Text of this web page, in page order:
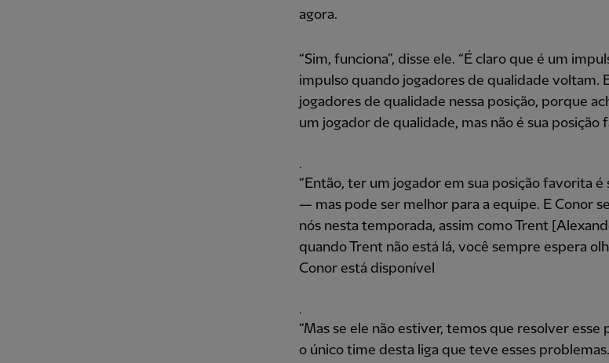
agora.
“Sim, funciona”, disse ele. “É claro que é um
impulso quando jogadores de qualidade voltam.
jogadores de qualidade nessa posição, porque
um jogador de qualidade, mas não é sua posição
.
“Então, ter um jogador em sua posição favorita
— mas pode ser melhor para a equipe. E Conor
nós nesta temporada, assim como Trent
quando Trent não está lá, você sempre espera
Conor está disponível
.
“Mas se ele não estiver, temos que resolver esse
o único time desta liga que teve esses